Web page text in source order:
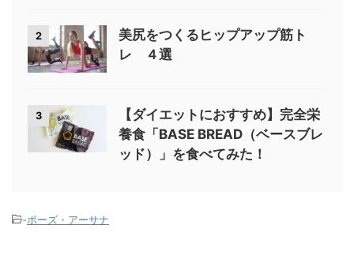
2
美尻をつくるヒップアップ筋ト
レ ４選
3
【ダイエットにおすすめ】完全栄
養食「BASE BREAD（ベースブレ
ッド）」を食べてみた！
-ポーズ・アーサナ